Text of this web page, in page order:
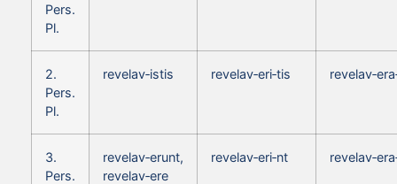
Pers.
Pl.
2.
Pers.
Pl.
revelav‑istis revelav‑eri‑tis
3.
Pers.
revelav‑erunt,
revelav‑ere
revelav‑eri‑nt